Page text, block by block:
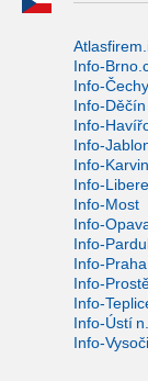
Info-
Info-Čechy
Info-Děčín
Info-
Info-
Info-
Info-
Info-Most
Info-
Info-
Info-Praha
Info-
Info-
Info-Ústí
Info-